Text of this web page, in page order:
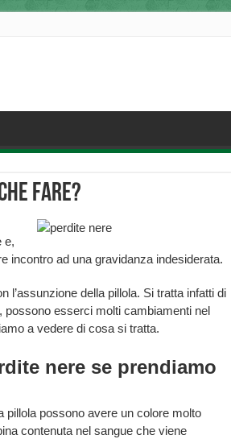
fare?
e,
incontro ad una gravidanza indesiderata.
l’assunzione della pillola. Si tratta infatti di
esserci molti cambiamenti nel
a vedere di cosa si tratta.
nere se prendiamo
possono avere un colore molto
contenuta nel sangue che viene